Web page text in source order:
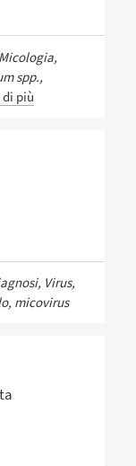
spp.,
di più
Virus,
micovirus